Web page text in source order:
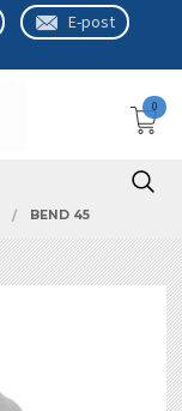
E-post
0
BEND 45